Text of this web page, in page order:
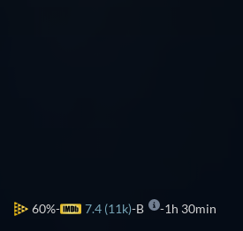
60% 7.4 (11k) B 1h 30min